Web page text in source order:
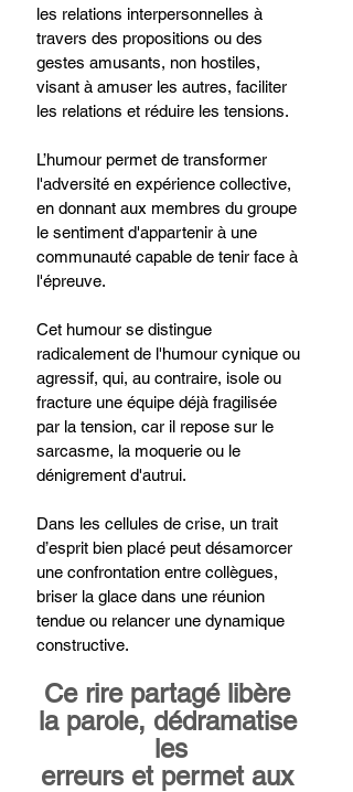
les relations interpersonnelles à
travers des propositions ou des
gestes amusants, non hostiles,
visant à amuser les autres, faciliter
les relations et réduire les tensions.
L’humour permet de transformer
l'adversité en expérience collective,
en donnant aux membres du groupe
le sentiment d'appartenir à une
communauté capable de tenir face à
l'épreuve.
Cet humour se distingue
radicalement de l'humour cynique ou
agressif, qui, au contraire, isole ou
fracture une équipe déjà fragilisée
par la tension, car il repose sur le
sarcasme, la moquerie ou le
dénigrement d'autrui.
Dans les cellules de crise, un trait
d’esprit bien placé peut désamorcer
une confrontation entre collègues,
briser la glace dans une réunion
tendue ou relancer une dynamique
constructive.
Ce rire partagé libère
la parole, dédramatise
les
erreurs et permet aux